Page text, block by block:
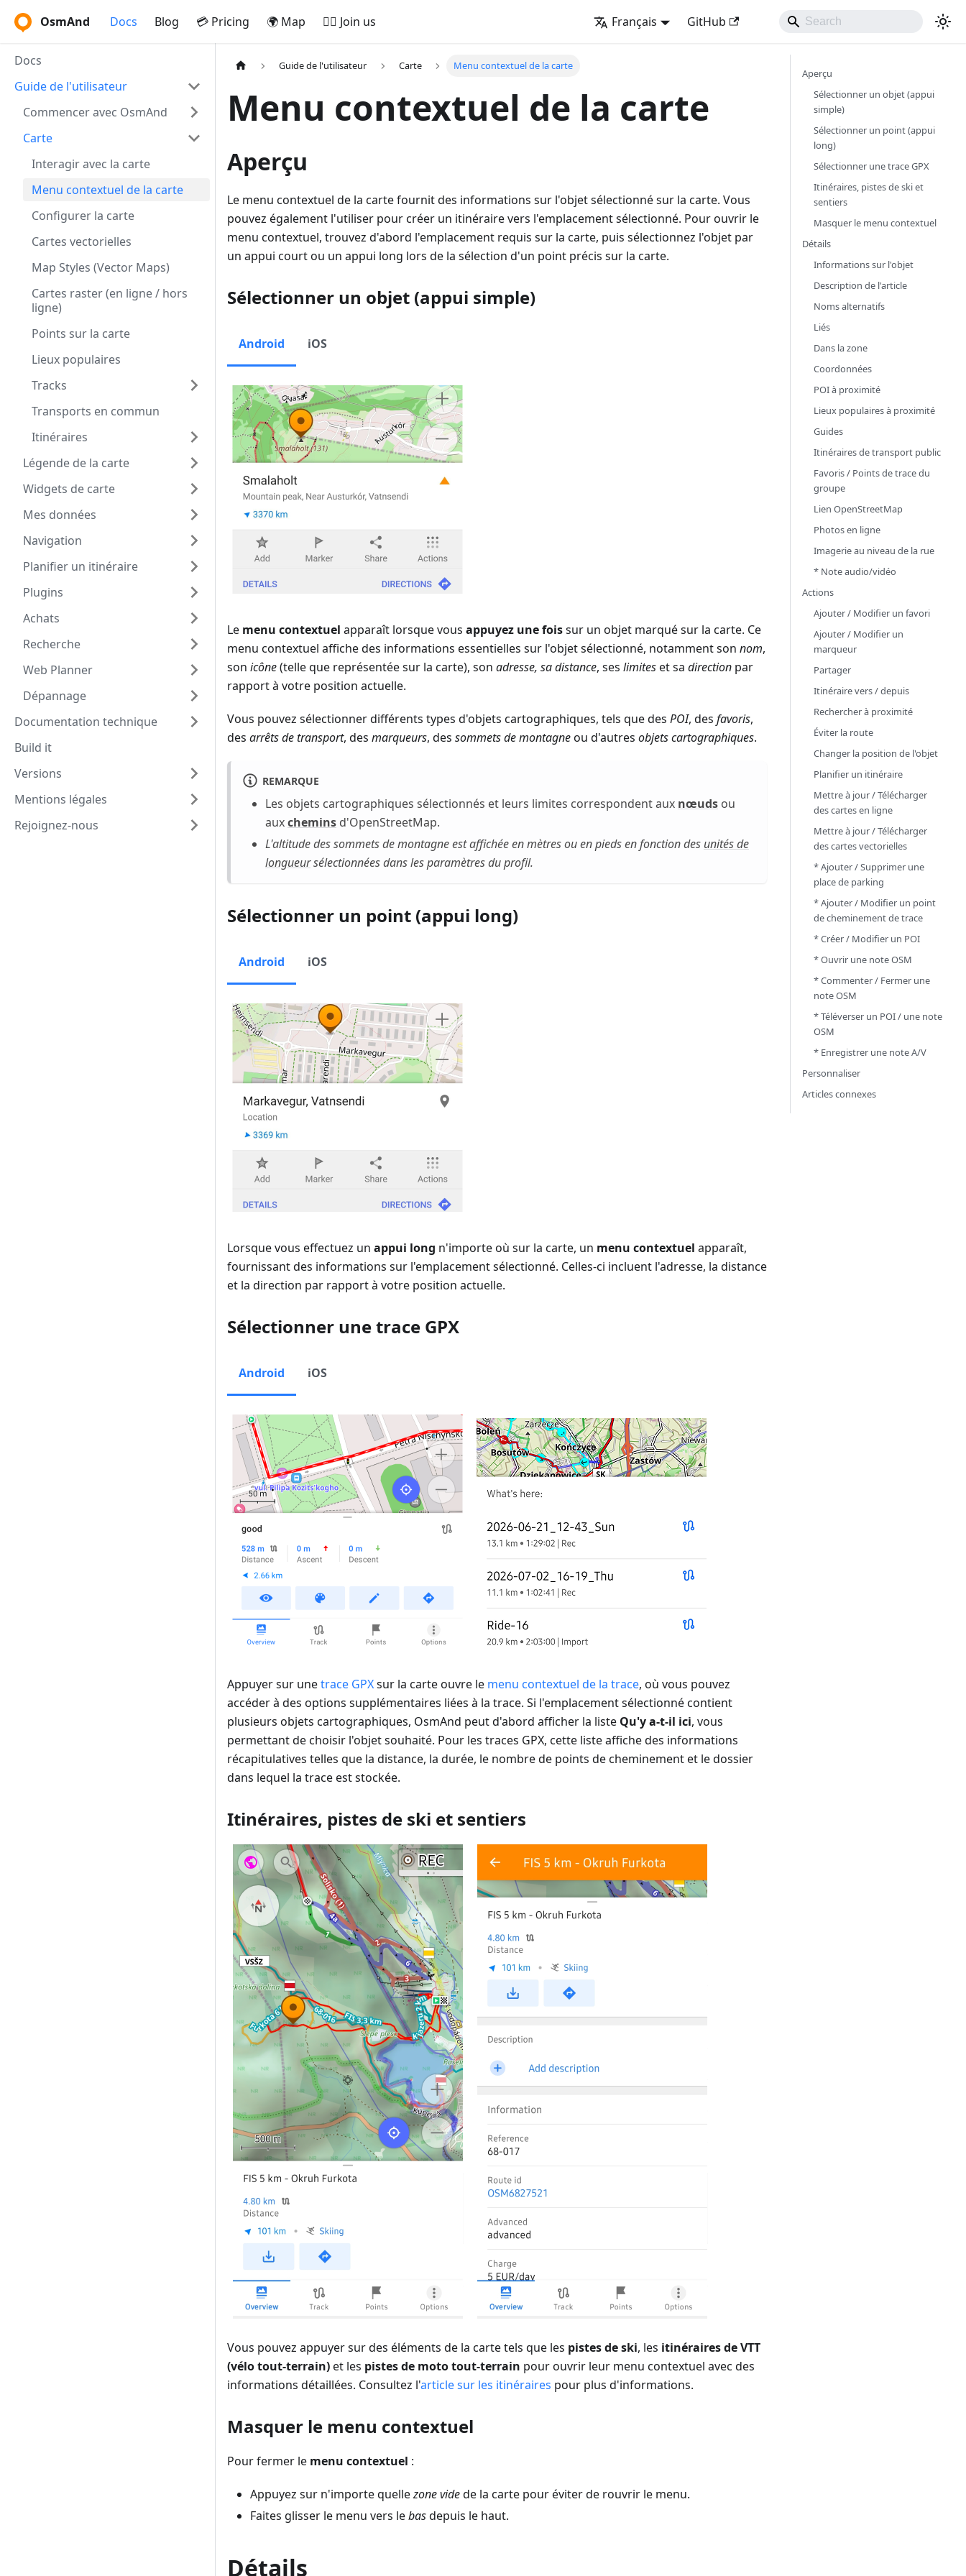
OsmAnd Docs Blog 💳 Pricing 🌍 Map 🚵‍♂️ Join us Français GitHub
Docs
Guide de l'utilisateur
Commencer avec OsmAnd
Carte
Interagir avec la carte
Menu contextuel de la carte
Configurer la carte
Cartes vectorielles
Map Styles (Vector Maps)
Cartes raster (en ligne / hors
ligne)
Points sur la carte
Lieux populaires
Tracks
Transports en commun
Itinéraires
Légende de la carte
Widgets de carte
Mes données
Navigation
Planifier un itinéraire
Plugins
Achats
Recherche
Web Planner
Dépannage
Documentation technique
Build it
Versions
Mentions légales
Rejoignez-nous
Guide de l'utilisateur Carte Menu contextuel de la carte
Menu contextuel de la carte
Aperçu
Le menu contextuel de la carte fournit des informations sur l'objet sélectionné sur la carte. Vous
pouvez également l'utiliser pour créer un itinéraire vers l'emplacement sélectionné. Pour ouvrir le
menu contextuel, trouvez d'abord l'emplacement requis sur la carte, puis sélectionnez l'objet par
un appui court ou un appui long lors de la sélection d'un point précis sur la carte.
Sélectionner un objet (appui simple)
Android iOS
Le menu contextuel apparaît lorsque vous appuyez une foissur un objet marqué sur la carte. Ce
menu contextuel affiche des informations essentielles sur l'objet sélectionné, notamment son nom,
son icône(telle que représentée sur la carte), son adresse, sa distance, ses limiteset sa direction par
rapport à votre position actuelle.
Vous pouvez sélectionner différents types d'objets cartographiques, tels que des POI, des favoris,
des arrêts de transport, des marqueurs, des sommets de montagneou d'autres objets cartographiques.
REMARQUE
Les objets cartographiques sélectionnés et leurs limites correspondent aux nœuds ou
auxchemins d'OpenStreetMap.
L'altitude des sommets de montagne est affichée en mètres ou en pieds en fonction des unités de
longueursélectionnées dans les paramètres du profil.
Sélectionner un point (appui long)
Android iOS
Lorsque vous effectuez un appui long n'importe où sur la carte, un menu contextuel apparaît,
fournissant des informations sur l'emplacement sélectionné. Celles-ci incluent l'adresse, la distance
et la direction par rapport à votre position actuelle.
Sélectionner une trace GPX
Android iOS
Appuyer sur unetrace GPXsur la carte ouvre le menu contextuel de la trace, où vous pouvez
accéder à des options supplémentaires liées à la trace. Si l'emplacement sélectionné contient
plusieurs objets cartographiques, OsmAnd peut d'abord afficher la liste Qu'y a-t-il ici, vous
permettant de choisir l'objet souhaité. Pour les traces GPX, cette liste affiche des informations
récapitulatives telles que la distance, la durée, le nombre de points de cheminement et le dossier
dans lequel la trace est stockée.
Itinéraires, pistes de ski et sentiers
Vous pouvez appuyer sur des éléments de la carte tels que les pistes de ski, les itinéraires de VTT
(vélo tout-terrain)et les pistes de moto tout-terrain pour ouvrir leur menu contextuel avec des
informations détaillées. Consultez l'article sur les itinéraires pour plus d'informations.
Masquer le menu contextuel
Pour fermer le menu contextuel :
Appuyez sur n'importe quellezone videde la carte pour éviter de rouvrir le menu.
Faites glisser le menu vers lebasdepuis le haut.
Détails
Aperçu
Sélectionner un objet (appui
simple)
Sélectionner un point (appui
long)
Sélectionner une trace GPX
Itinéraires, pistes de ski et
sentiers
Masquer le menu contextuel
Détails
Informations sur l'objet
Description de l'article
Noms alternatifs
Liés
Dans la zone
Coordonnées
POI à proximité
Lieux populaires à proximité
Guides
Itinéraires de transport public
Favoris / Points de trace du
groupe
Lien OpenStreetMap
Photos en ligne
Imagerie au niveau de la rue
* Note audio/vidéo
Actions
Ajouter / Modifier un favori
Ajouter / Modifier un
marqueur
Partager
Itinéraire vers / depuis
Rechercher à proximité
Éviter la route
Changer la position de l'objet
Planifier un itinéraire
Mettre à jour / Télécharger
des cartes en ligne
Mettre à jour / Télécharger
des cartes vectorielles
* Ajouter / Supprimer une
place de parking
* Ajouter / Modifier un point
de cheminement de trace
* Créer / Modifier un POI
* Ouvrir une note OSM
* Commenter / Fermer une
note OSM
* Téléverser un POI / une note
OSM
* Enregistrer une note A/V
Personnaliser
Articles connexes